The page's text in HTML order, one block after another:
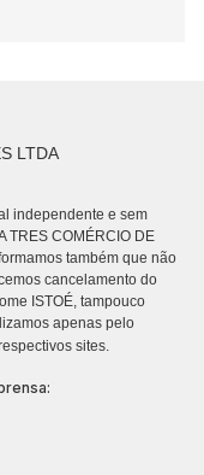
LTDA
independente e sem
TRES COMÉRCIO DE
também que não
cancelamento do
ISTOÉ, tampouco
apenas pelo
sites.